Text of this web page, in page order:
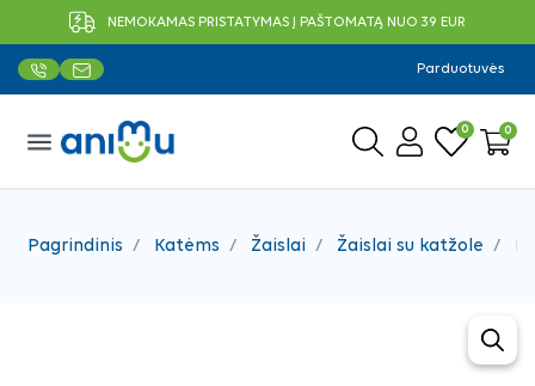
NEMOKAMAS PRISTATYMAS Į PAŠTOMATĄ NUO 39 EUR
Parduotuvės
menu 0 0
Pagrindinis Katėms Žaislai Žaislai su katžole